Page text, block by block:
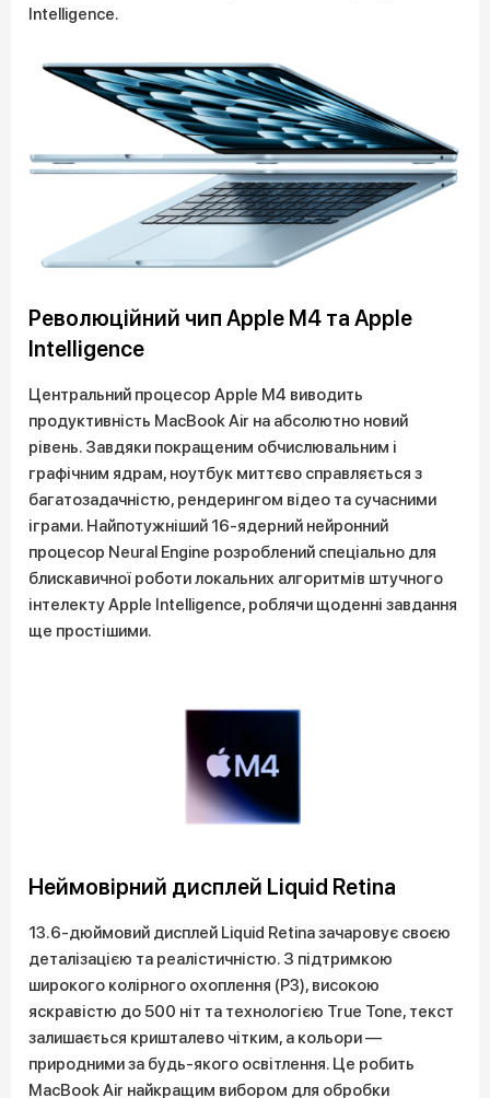
Intelligence.
Революційний чип Apple M4 та Apple
Intelligence
Центральний процесор Apple M4 виводить
продуктивність MacBook Air на абсолютно новий
рівень. Завдяки покращеним обчислювальним і
графічним ядрам, ноутбук миттєво справляється з
багатозадачністю, рендерингом відео та сучасними
іграми. Найпотужніший 16-ядерний нейронний
процесор Neural Engine розроблений спеціально для
блискавичної роботи локальних алгоритмів штучного
інтелекту Apple Intelligence, роблячи щоденні завдання
ще простішими.
Неймовірний дисплей Liquid Retina
13.6-дюймовий дисплей Liquid Retina зачаровує своєю
деталізацією та реалістичністю. З підтримкою
широкого колірного охоплення (P3), високою
яскравістю до 500 ніт та технологією True Tone, текст
залишається кришталево чітким, а кольори —
природними за будь-якого освітлення. Це робить
MacBook Air найкращим вибором для обробки